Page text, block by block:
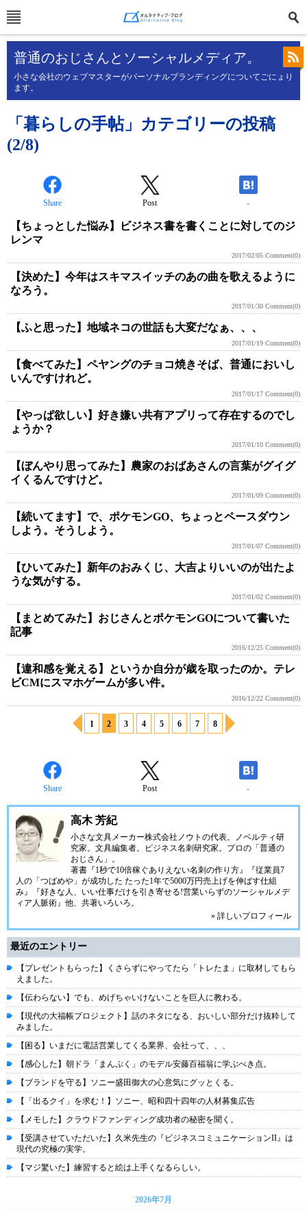
普通のおじさんとソーシャルメディア。
小さな会社のウェブマスターがパーソナルブランディングについてごにょり
ます。
「暮らしの手帖」カテゴリーの投稿
(2/8)
Share Post -
【ちょっとした悩み】ビジネス書を書くことに対してのジ
レンマ
2017/02/05 Comment(0)
【決めた】今年はスキマスイッチのあの曲を歌えるように
なろう。
2017/01/30 Comment(0)
【ふと思った】地域ネコの世話も大変だなぁ、、、
2017/01/19 Comment(0)
【食べてみた】ペヤングのチョコ焼きそば、普通においし
いんですけれど。
2017/01/17 Comment(0)
【やっぱ欲しい】好き嫌い共有アプリって存在するのでし
ょうか？
2017/01/10 Comment(0)
【ぼんやり思ってみた】農家のおばあさんの言葉がグイグ
イくるんですけど。
2017/01/09 Comment(0)
【続いてます】で、ポケモンGO、ちょっとペースダウン
しよう。そうしよう。
2017/01/07 Comment(0)
【ひいてみた】新年のおみくじ、大吉よりいいのが出たよ
うな気がする。
2017/01/02 Comment(0)
【まとめてみた】おじさんとポケモンGOについて書いた
記事
2016/12/25 Comment(0)
【違和感を覚える】というか自分が歳を取ったのか。テレ
ビCMにスマホゲームが多い件。
2016/12/22 Comment(0)
1 2 3 4 5 6 7 8
Share Post -
高木 芳紀
小さな文具メーカー株式会社ノウトの代表。ノベルティ研
究家。文具編集者。ビジネス名刺研究家。プロの「普通の
おじさん」。
著書『1秒で10倍稼ぐありえない名刺の作り方』『従業員7
人の「つばめや」が成功した たった1年で5000万円売上げを伸ばす仕組
み』『好きな人、いい仕事だけを引き寄せる!営業いらずのソーシャルメデ
ィア人脈術』他、共著いろいろ。
» 詳しいプロフィール
最近のエントリー
【プレゼントもらった】くさらずにやってたら「トレたま」に取材してもら
えました。
【伝わらない】でも、めげちゃいけないことを巨人に教わる。
【現代の大福帳プロジェクト】話のネタになる、おいしい部分だけ抜粋して
みました。
【困る】いまだに電話営業してくる業界、会社って、、、
【感心した】朝ドラ「まんぷく」のモデル安藤百福翁に学ぶべき点。
【ブランドを守る】ソニー盛田御大の心意気にグッとくる。
【「出るクイ」を求む！】ソニー、昭和四十四年の人材募集広告
【メモした】クラウドファンディング成功者の秘密を聞く。
【受講させていただいた】久米先生の『ビジネスコミュニケーションII』は
現代の究極の実学。
【マジ驚いた】練習すると絵は上手くなるらしい。
2026年7月